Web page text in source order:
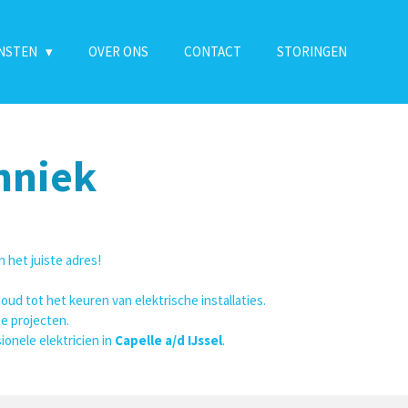
OVER ONS CONTACT STORINGEN
het juiste adres!
tot het keuren van elektrische installaties.
projecten.
elektricien in Capelle a/d IJssel.